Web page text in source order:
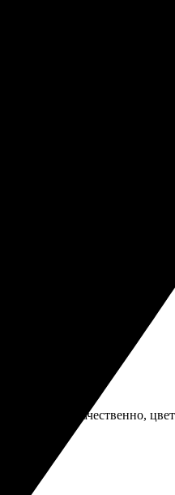
оказался простым и
буду заказывать
сделала заказ — и ожидание
качественно,